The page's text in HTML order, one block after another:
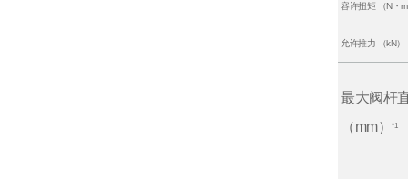
容许扭矩 （N・
允许推力 （kN）
最大阀杆
（mm）*1